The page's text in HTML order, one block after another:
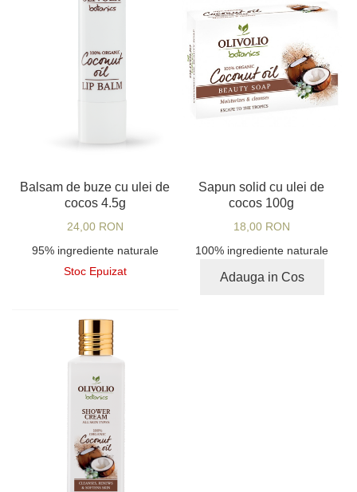
Balsam de buze cu ulei de
cocos 4.5g
24,00 RON
95% ingrediente naturale
Stoc Epuizat
Sapun solid cu ulei de
cocos 100g
18,00 RON
100% ingrediente naturale
Adauga in Cos